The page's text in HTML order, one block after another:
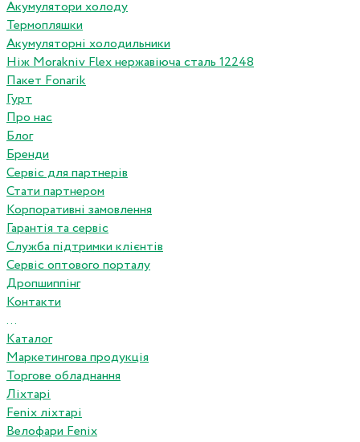
Акумулятори холоду
Термопляшки
Акумуляторні холодильники
Ніж Morakniv Flex нержавіюча сталь 12248
Пакет Fonarik
Гурт
Про нас
Блог
Бренди
Сервіс для партнерів
Стати партнером
Корпоративні замовлення
Гарантія та сервіс
Служба підтримки клієнтів
Сервіс оптового порталу
Дропшиппінг
Контакти
...
Каталог
Маркетингова продукція
Торгове обладнання
Ліхтарі
Fenix ліхтарі
Велофари Fenix